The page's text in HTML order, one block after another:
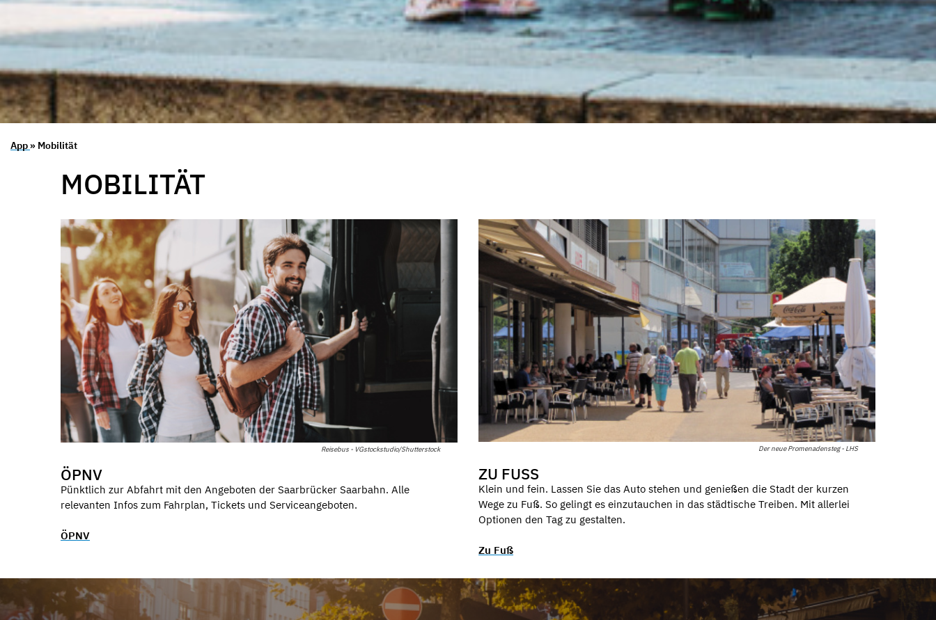
App » Mobilität
MOBILITÄT
Reisebus - VGstockstudio/Shutterstock
ÖPNV
Pünktlich zur Abfahrt mit den Angeboten der Saarbrücker Saarbahn. Alle
relevanten Infos zum Fahrplan, Tickets und Serviceangeboten.
ÖPNV
Der neue Promenadensteg - LHS
ZU FUSS
Klein und fein. Lassen Sie das Auto stehen und genießen die Stadt der kurzen
Wege zu Fuß. So gelingt es einzutauchen in das städtische Treiben. Mit allerlei
Optionen den Tag zu gestalten.
Zu Fuß